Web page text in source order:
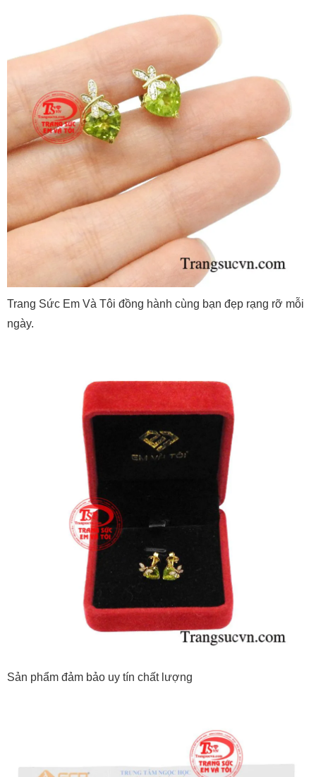
Trang Sức Em Và Tôi đồng hành cùng bạn đẹp rạng rỡ mỗi
ngày.
Sản phẩm đảm bảo uy tín chất lượng